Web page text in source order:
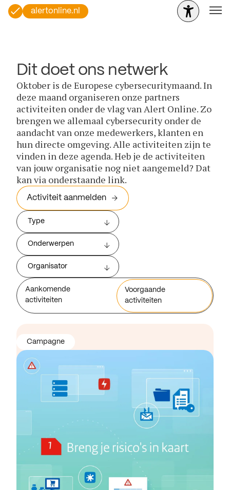
alertonline.nl
Dit doet ons netwerk
Oktober is de Europese cybersecuritymaand. In
deze maand organiseren onze partners
activiteiten onder de vlag van Alert Online. Zo
brengen we allemaal cybersecurity onder de
aandacht van onze medewerkers, klanten en
hun directe omgeving. Alle activiteiten zijn te
vinden in deze agenda. Heb je de activiteiten
van jouw organisatie nog niet aangemeld? Dat
kan via onderstaande link.
Activiteit aanmelden
Type
Onderwerpen
Organisator
Aankomende
activiteiten
Voorgaande
activiteiten
Campagne